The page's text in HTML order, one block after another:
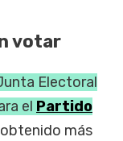
votar
Electoral
el Partido
más